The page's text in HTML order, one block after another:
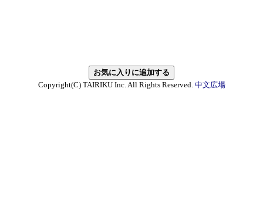
Copyright(C) TAIRIKU Inc. All Rights Reserved. 中文広場